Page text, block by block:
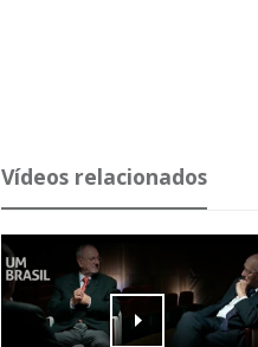
Ví­deos re­la­ci­o­nados